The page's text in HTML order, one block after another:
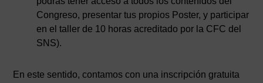
Congreso, presentar tus propios Poster, y participar
en el taller de 10 horas acreditado por la CFC del
SNS).
En este sentido, contamos con una inscripción gratuita